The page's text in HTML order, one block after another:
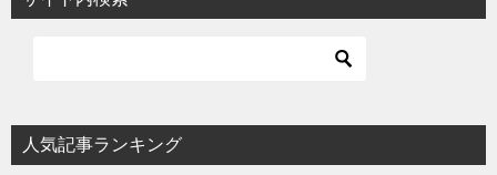
人気記事ランキング